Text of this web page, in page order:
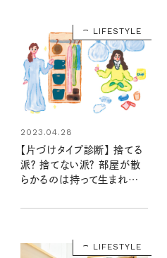
LIFESTYLE
2023.04.28
【片づけタイプ診断】 捨てる
派？ 捨てない派？ 部屋が散
らかるのは持って生まれた
LIFESTYLE